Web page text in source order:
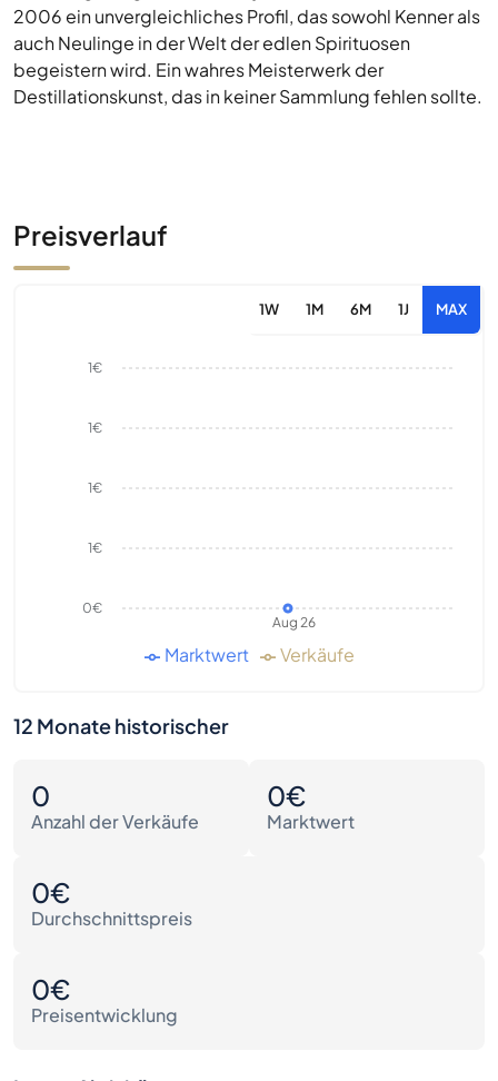
2006 ein unvergleichliches Profil, das sowohl Kenner als
auch Neulinge in der Welt der edlen Spirituosen
begeistern wird. Ein wahres Meisterwerk der
Destillationskunst, das in keiner Sammlung fehlen sollte.
Preisverlauf
1W 1M 6M 1J MAX
Aug 26
0€
1€
1€
1€
1€
Marktwert Verkäufe
12 Monate historischer
0
Anzahl der Verkäufe
0€
Marktwert
0€
Durchschnittspreis
0€
Preisentwicklung